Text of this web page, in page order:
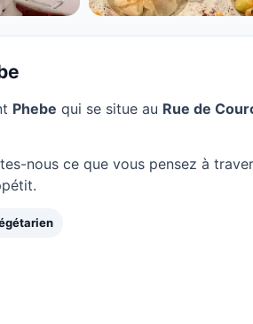
Phebe qui se situe au Rue de
nous ce que vous pensez à